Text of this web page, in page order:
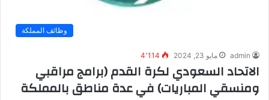
وظائف المملكة
admin مايو 23, 2024 4٬114
الاتحاد السعودي لكرة القدم (برامج مراقبي
ومنسقي المباريات) في عدة مناطق بالمملكة